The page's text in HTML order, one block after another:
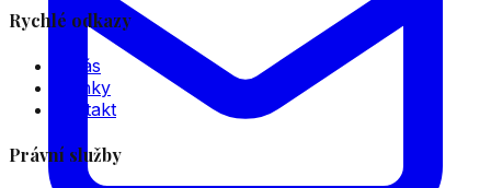
Rychlé odkazy
O nás
Články
Kontakt
Právní služby